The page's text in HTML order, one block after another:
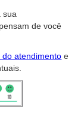
sua
de você
do atendimento e